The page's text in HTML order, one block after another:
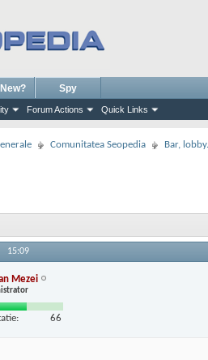
Forum Actions Quick Links
Spy
Comunitatea Seopedia Bar,
15:09
Mezei
66